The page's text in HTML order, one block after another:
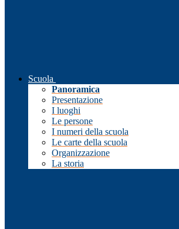
Scuola
Panoramica
Presentazione
I luoghi
Le persone
I numeri della scuola
Le carte della scuola
Organizzazione
La storia